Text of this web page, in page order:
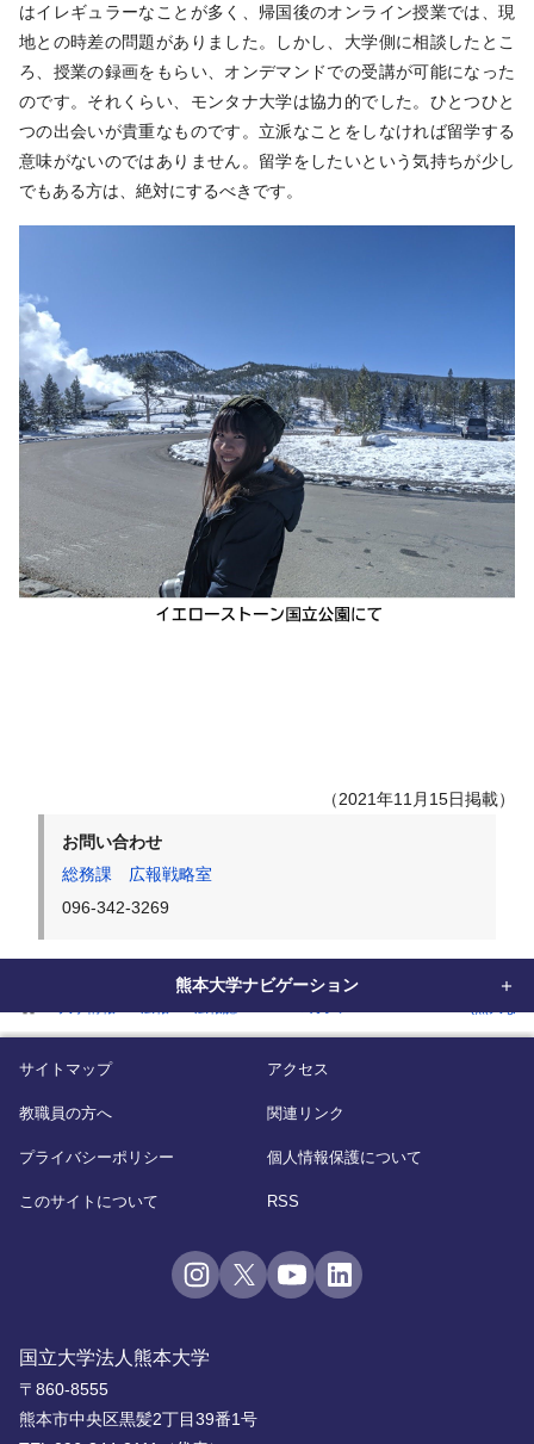
はイレギュラーなことが多く、帰国後のオンライン授業では、現
地との時差の問題がありました。しかし、大学側に相談したとこ
ろ、授業の録画をもらい、オンデマンドでの受講が可能になった
のです。それくらい、モンタナ大学は協力的でした。ひとつひと
つの出会いが貴重なものです。立派なことをしなければ留学する
意味がないのではありません。留学をしたいという気持ちが少し
でもある方は、絶対にするべきです。
（2021年11月15日掲載）
お問い合わせ
総務課 広報戦略室
096-342-3269
熊本大学ナビゲーション
国立大学法人熊本大学
〒860-8555
熊本市中央区黒髪2丁目39番1号
サイトマップ アクセス
教職員の方へ 関連リンク
プライバシーポリシー 個人情報保護について
このサイトについて RSS